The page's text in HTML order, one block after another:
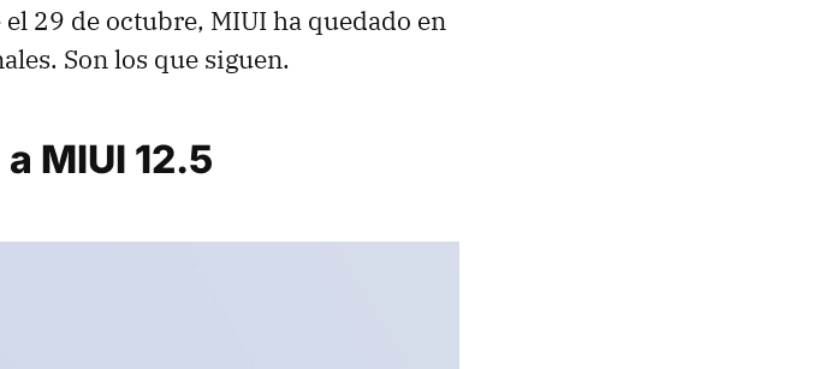
29 de octubre, MIUI ha quedado en
Son los que siguen.
MIUI 12.5